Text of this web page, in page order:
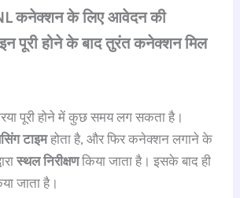
कनेक्शन के लिए आवेदन की
पूरी होने के बाद तुरंत कनेक्शन मिल
पूरी होने में कुछ समय लग सकता है।
टाइमहोता है, और फिर कनेक्शन लगाने के
स्थल निरीक्षणकिया जाता है। इसके बाद ही
जाता है।